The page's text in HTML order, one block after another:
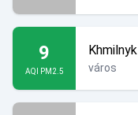
9
AQI PM2.5
Khmilnyk
város